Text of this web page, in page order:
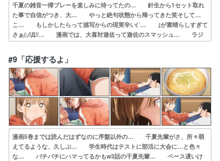
千夏の雑音一掃プレーを楽しみに待ってたの… 針生から1セット取れ
た事で自信がつき、大… やっと絶句状態から帰ってきた笑そして…
こ… もしかしたらって描写からの現実辛い(⁠´… ｣が素晴らしすぎて
さぁ(;//́Д/̀/… 漫画では、大喜対遊佐って遊佐のスマッシュ… ラジ
オ体操良いね〜♪。前向きで楽しむ心を… ダブルスで負けても尚前向
きな大喜、順調に… 針生先輩から一本取れたことを自信に変え
県… 千夏先輩と一緒にインターハイ進みたかった…
#9「応援するよ」
漫画5巻までは読んだはずなのに序盤以外の… 千夏先輩がさ、所々萌
えてるような、久しぶ… 学生時代はテストに部活に大会に…と色々
な… バチバチにハマってるかもw3話の千夏先輩… ペース遅いけ